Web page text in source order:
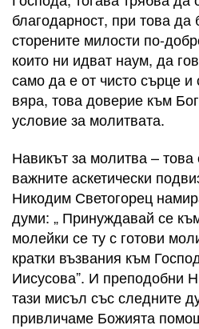
благодарност, при това да
сторените милости по-
които ни идват наум, да
само да е от чисто сърце и
вяра, това доверие към
условие за молитвата.
Навикът за молитва –
важните аскетически
Никодим Светогорец
думи: „ Принуждавай се
молейки се ту с готови
кратки възвания към
Иисусова”. И преподобни
тази мисъл със следните
привличаме Божията